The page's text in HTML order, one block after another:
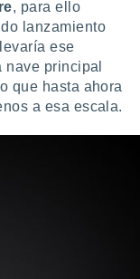
, para ello
lanzamiento
ese
principal
que hasta ahora
a esa escala.